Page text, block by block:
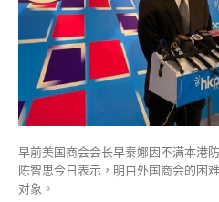
家
并
非
防
疫
策
唯
一
考
虑
早前美国商会会长早泰娜因不满本港
陈智思今日表示，明白外国商会的困
对象。